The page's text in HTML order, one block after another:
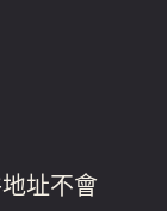
址不會